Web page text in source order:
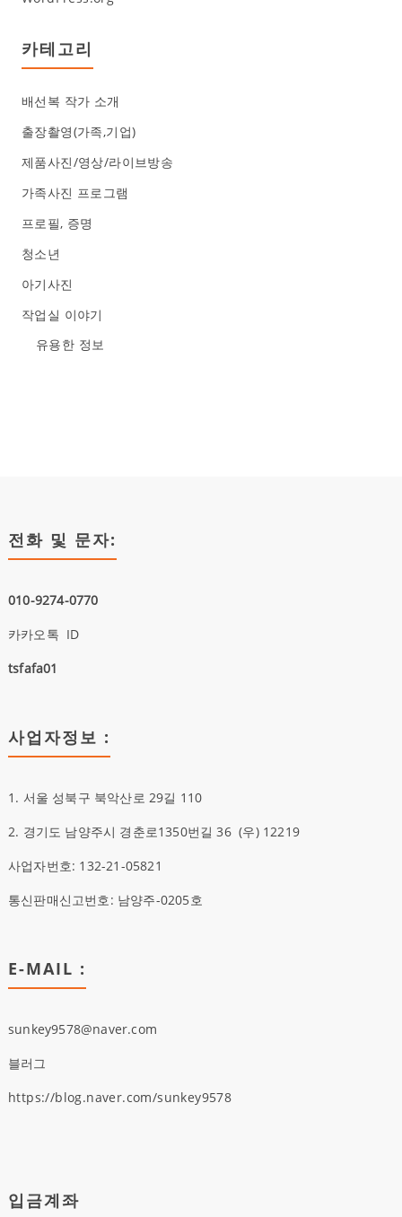
카테고리
배선복 작가 소개
출장촬영(가족,기업)
제품사진/영상/라이브방송
가족사진 프로그램
프로필, 증명
청소년
아기사진
작업실 이야기
유용한 정보
전화 및 문자:
010-9274-0770
카카오톡 ID
tsfafa01
사업자정보 :
1. 서울 성북구 북악산로 29길 110
2. 경기도 남양주시 경춘로1350번길 36(우)12219
사업자번호: 132-21-05821
통신판매신고번호: 남양주-0205호
E-MAIL :
sunkey9578@naver.com
블러그
https://blog.naver.com/sunkey9578
입금계좌